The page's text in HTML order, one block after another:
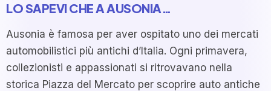
LO SAPEVI CHE A AUSONIA…
Ausonia è famosa per aver ospitato uno dei mercati
automobilistici più antichi d’Italia. Ogni primavera,
collezionisti e appassionati si ritrovavano nella
storica Piazza del Mercato per scoprire auto antiche